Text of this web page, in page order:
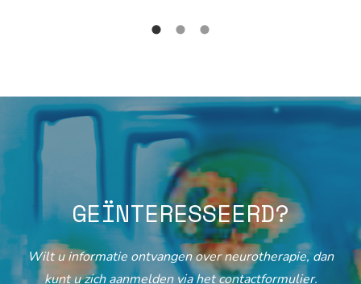
GEÏNTERESSEERD?
Wilt u informatie ontvangen over neurotherapie, dan
kunt u zich aanmelden via het contactformulier.